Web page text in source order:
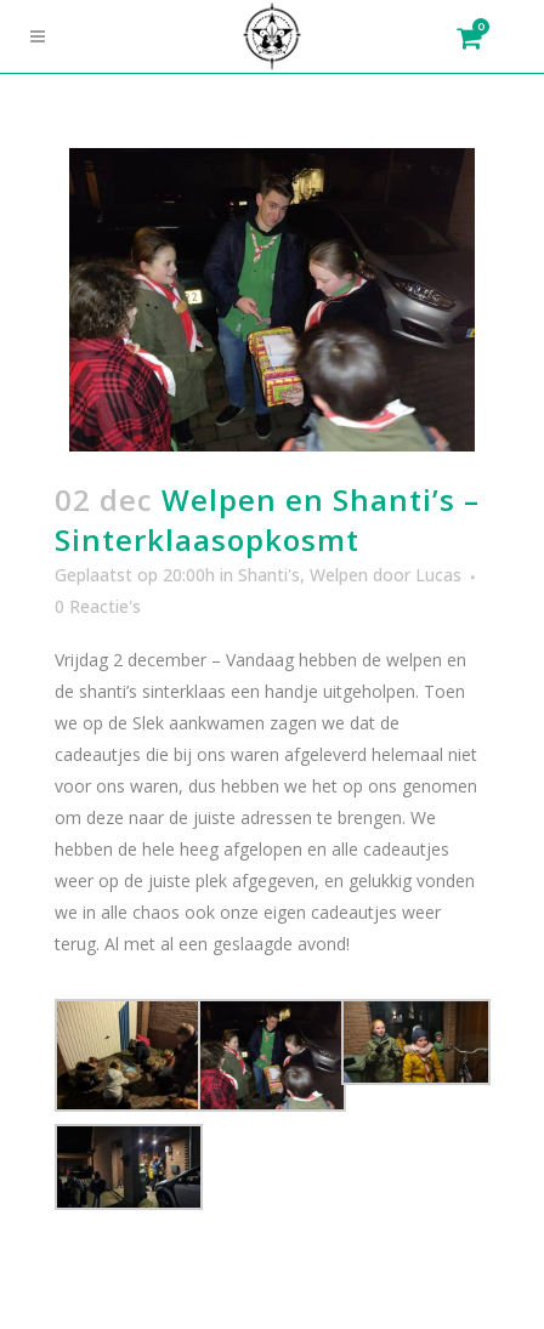
0
02 dec Welpen en Shanti’s –
Sinterklaasopkosmt
Geplaatst op 20:00h in Shanti's, Welpen door Lucas
0 Reactie's
Vrijdag 2 december – Vandaag hebben de welpen en
de shanti’s sinterklaas een handje uitgeholpen. Toen
we op de Slek aankwamen zagen we dat de
cadeautjes die bij ons waren afgeleverd helemaal niet
voor ons waren, dus hebben we het op ons genomen
om deze naar de juiste adressen te brengen. We
hebben de hele heeg afgelopen en alle cadeautjes
weer op de juiste plek afgegeven, en gelukkig vonden
we in alle chaos ook onze eigen cadeautjes weer
terug. Al met al een geslaagde avond!